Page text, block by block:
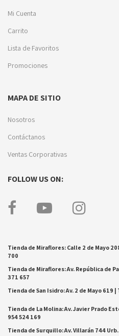
Mi Cuenta
Carrito
Lista de Favoritos
Promociones
MAPA DE SITIO
Nosotros
Contáctanos
Ventas Corporativas
FOLLOW US ON:
Tienda de Miraflores: Calle 2 de Mayo
700
Tienda de Miraflores: Av. República de
371 657
Tienda de San Isidro: Av. 2 de Mayo 619
Tienda de La Molina: Av. Javier Prado
954 524 169
Tienda de Surquillo: Av. Villarán 744